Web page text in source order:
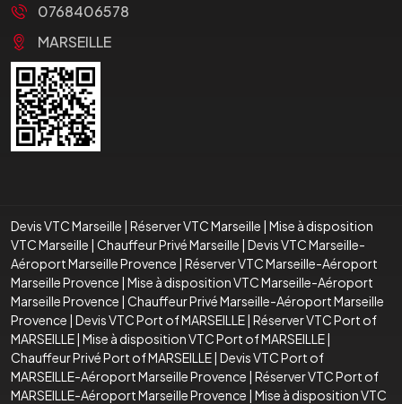
0768406578
MARSEILLE
Devis VTC Marseille | Réserver VTC Marseille | Mise à disposition
VTC Marseille | Chauffeur Privé Marseille | Devis VTC Marseille-
Aéroport Marseille Provence | Réserver VTC Marseille-Aéroport
Marseille Provence | Mise à disposition VTC Marseille-Aéroport
Marseille Provence | Chauffeur Privé Marseille-Aéroport Marseille
Provence | Devis VTC Port of MARSEILLE| Réserver VTC Port of
MARSEILLE| Mise à disposition VTC Port of MARSEILLE|
Chauffeur Privé Port of MARSEILLE| Devis VTC Port of
MARSEILLE-Aéroport Marseille Provence | Réserver VTC Port of
MARSEILLE-Aéroport Marseille Provence | Mise à disposition VTC